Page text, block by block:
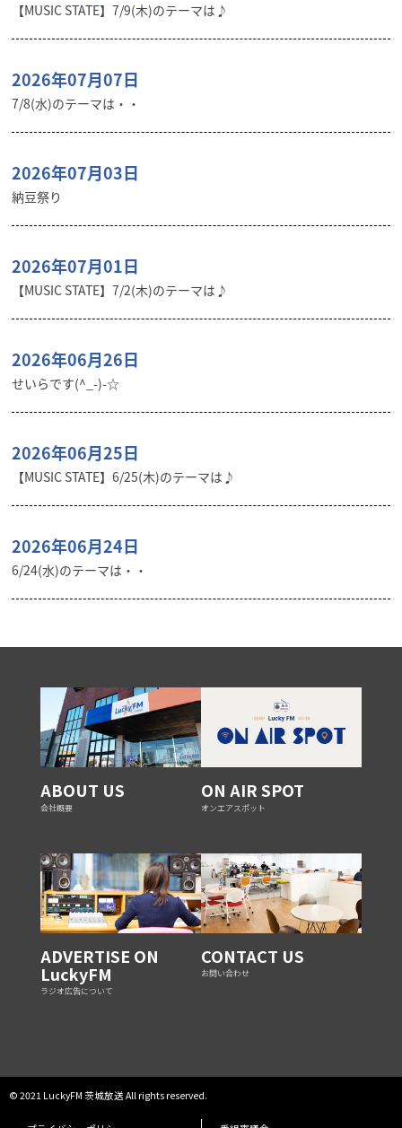
【MUSIC STATE】7/9(木)のテーマは♪
2026年07月07日
7/8(水)のテーマは・・
2026年07月03日
納豆祭り
2026年07月01日
【MUSIC STATE】7/2(木)のテーマは♪
2026年06月26日
せいらです(^_-)-☆
2026年06月25日
【MUSIC STATE】6/25(木)のテーマは♪
2026年06月24日
6/24(水)のテーマは・・
ABOUT US
会社概要
ON AIR SPOT
オンエアスポット
ADVERTISE ON
LuckyFM
ラジオ広告について
CONTACT US
お問い合わせ
© 2021 LuckyFM 茨城放送 All rights reserved.